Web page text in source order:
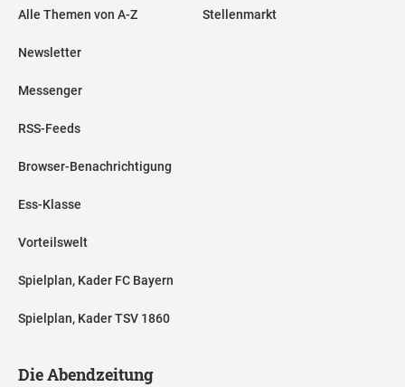
Alle Themen von A-Z
Newsletter
Messenger
RSS-Feeds
Browser-Benachrichtigung
Ess-Klasse
Vorteilswelt
Spielplan, Kader FC Bayern
Spielplan, Kader TSV 1860
Stellenmarkt
Die Abendzeitung